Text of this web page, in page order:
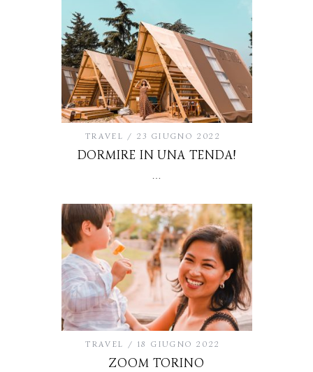
TRAVEL 23 GIUGNO 2022
DORMIRE IN UNA TENDA!
TRAVEL 18 GIUGNO 2022
ZOOM TORINO